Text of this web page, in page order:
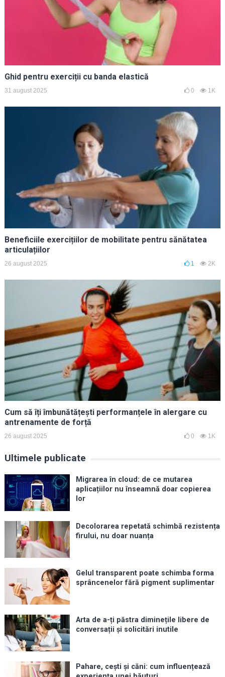
Ghid pentru exerciții cu banda elastică
31 august 2025 0 1K
Beneficiile exercițiilor de mobilitate pentru sănătatea
articulațiilor
26 august 2025 1 2K
Cum să îți îmbunătățești performanțele în alergare cu
antrenamente de forță
26 august 2025 0 1K
Ultimele publicate
Migrarea în cloud: de ce mutarea
aplicațiilor nu înseamnă doar copierea
lor
Decolorarea repetată schimbă rezistența
firului, nu doar nuanța
Gelul transparent poate schimba forma
sprâncenelor fără pigment suplimentar
Arta de a-ți păstra diminețile libere de
conversații și solicitări inutile
Pahare, cești și căni: cum influențează